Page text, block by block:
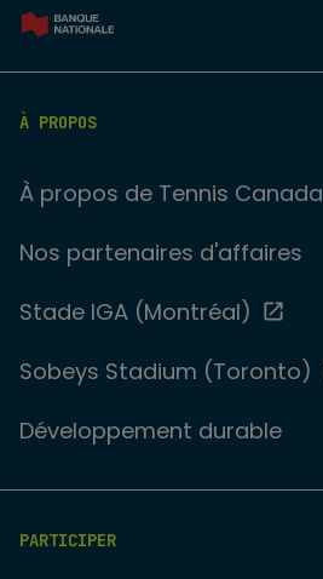
À PROPOS
À propos de Tennis Canada
Nos partenaires d'affaires
Stade IGA (Montréal)
Sobeys Stadium (Toronto)
Développement durable
PARTICIPER